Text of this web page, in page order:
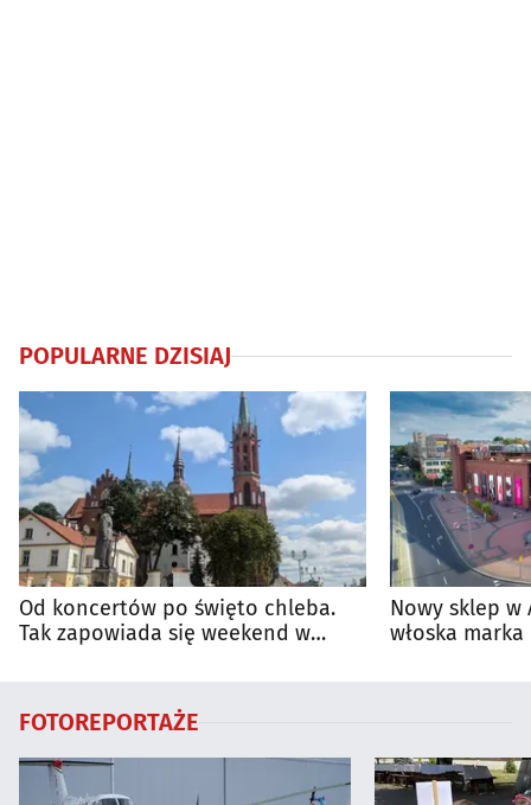
POPULARNE DZISIAJ
Od koncertów po święto chleba.
Tak zapowiada się weekend w
Nowy sklep w
włoska
FOTOREPORTAŻE